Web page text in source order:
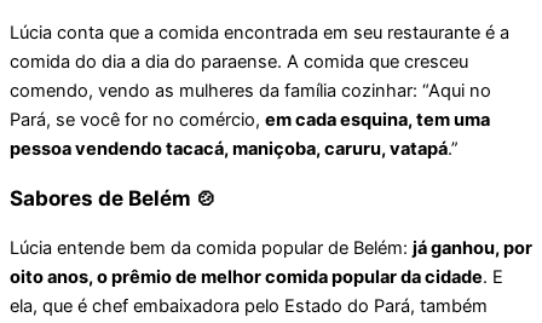
Lúcia conta que a comida encontrada em seu restaurante é a
comida do dia a dia do paraense. A comida que cresceu
comendo, vendo as mulheres da família cozinhar: “Aqui no
Pará, se você for no comércio, em cada esquina, tem uma
pessoa vendendo tacacá, maniçoba, caruru, vatapá.”
Sabores de Belém 🍲
Lúcia entende bem da comida popular de Belém: já ganhou, por
oito anos, o prêmio de melhor comida popular da cidade. E
ela, que é chef embaixadora pelo Estado do Pará, também